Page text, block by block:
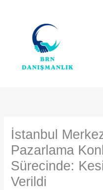
İstanbul
Pazarlama
Sürecinde:
Verildi